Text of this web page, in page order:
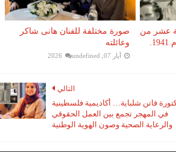
عشر من
صورة مختلفة للفنان هانى شاكر
وعائلته
أيار 07, 2026 undefined
التالي
فاتن شلباية… أكاديمية فلسطينية
في المهجر تجمع بين العمل الحقوقي
والرعاية الصحية وصون الهوية الوطنية